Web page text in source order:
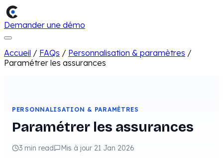
Demander une démo
Accueil / FAQs / Personnalisation & paramètres /
Paramétrer les assurances
PERSONNALISATION & PARAMÈTRES
Paramétrer les assurances
3 min read Mis à jour 21 Jan 2026